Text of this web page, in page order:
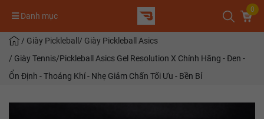
Danh mục
0
/ Giày Pickleball / Giày Pickleball Asics
/ Giày Tennis/Pickleball Asics Gel Resolution X Chính Hãng - Đen -
Ổn Định - Thoáng Khí - Nhẹ Giảm Chấn Tối Ưu - Bền Bỉ